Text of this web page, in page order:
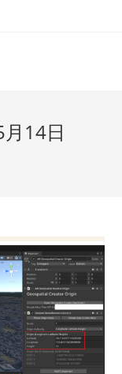
14日